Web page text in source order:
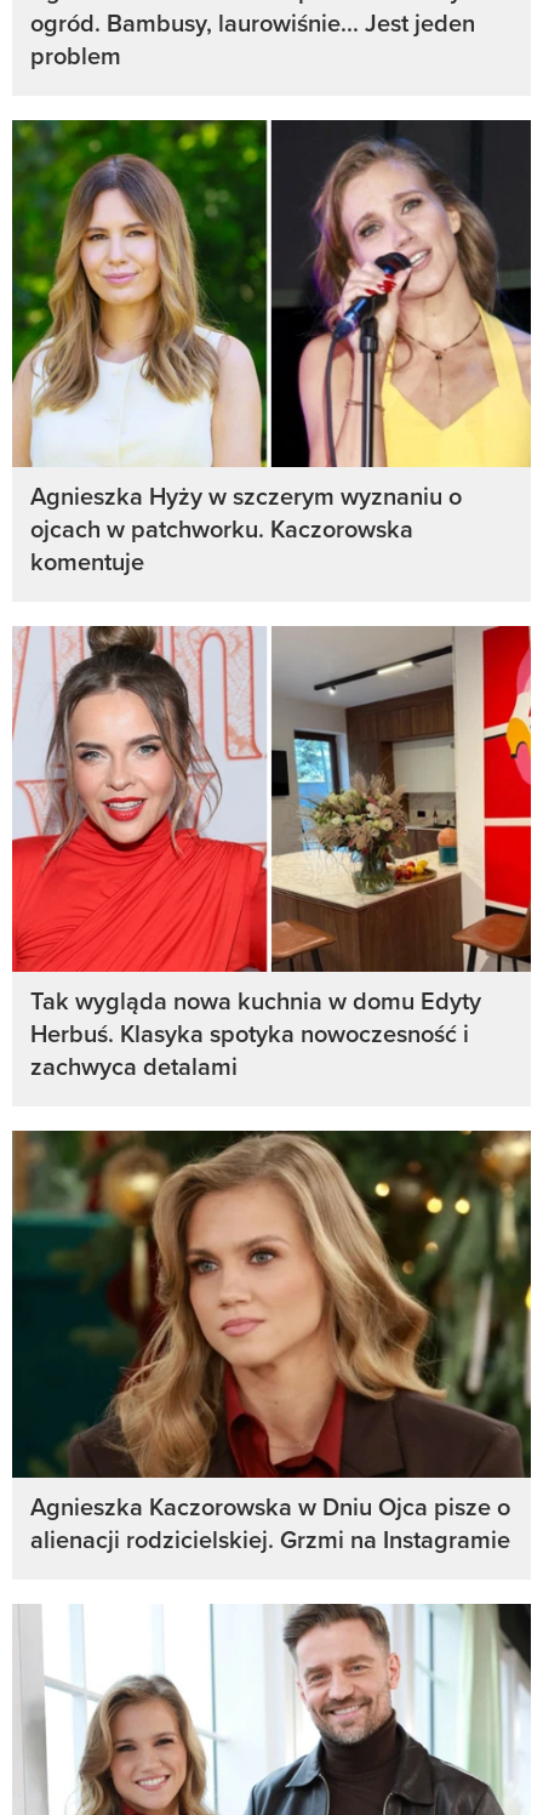
ogród. Bambusy, laurowiśnie... Jest jeden
problem
Agnieszka Hyży w szczerym wyznaniu o
ojcach w patchworku. Kaczorowska
komentuje
Tak wygląda nowa kuchnia w domu Edyty
Herbuś. Klasyka spotyka nowoczesność i
zachwyca detalami
Agnieszka Kaczorowska w Dniu Ojca pisze o
alienacji rodzicielskiej. Grzmi na Instagramie